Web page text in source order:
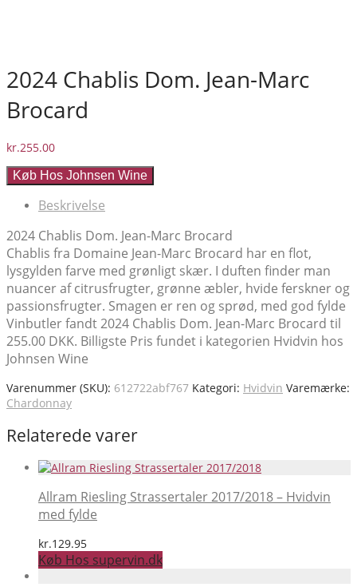
2024 Chablis Dom. Jean-Marc
Brocard
kr.255.00
Køb Hos Johnsen Wine
Beskrivelse
2024 Chablis Dom. Jean-Marc Brocard
Chablis fra Domaine Jean-Marc Brocard har en flot,
lysgylden farve med grønligt skær. I duften finder man
nuancer af citrusfrugter, grønne æbler, hvide ferskner og
passionsfrugter. Smagen er ren og sprød, med god fylde
Vinbutler fandt 2024 Chablis Dom. Jean-Marc Brocard til
255.00 DKK. Billigste Pris fundet i kategorien Hvidvin hos
Johnsen Wine
Varenummer (SKU): 612722abf767 Kategori: Hvidvin Varemærke:
Chardonnay
Relaterede varer
Allram Riesling Strassertaler 2017/2018 – Hvidvin
med fylde
kr.129.95
Køb Hos supervin.dk